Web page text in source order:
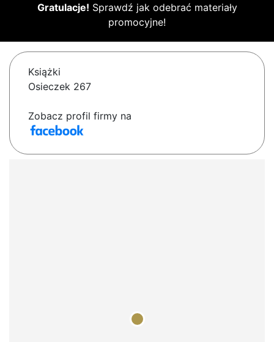
Gratulacje! Sprawdź jak odebrać materiały
promocyjne!
Książki
Osieczek 267
Zobacz profil firmy na